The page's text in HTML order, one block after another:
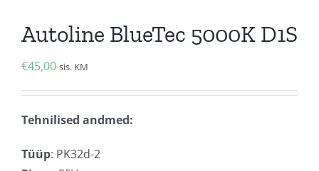
Autoline BlueTec 5000K D1S
€45,00 sis. KM
Tehnilised andmed:
Tüüp: PK32d-2